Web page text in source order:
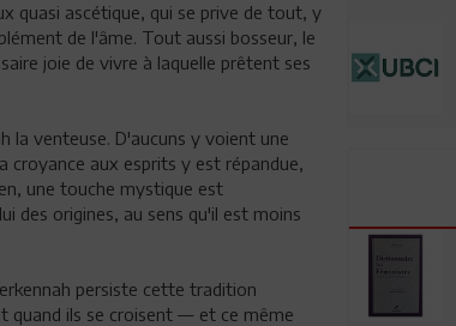
quasi ascétique, qui se prive de tout, y
de l'âme. Tout aussi bosseur, le
joie de vivre à laquelle prêtent ses
la venteuse. D'aucuns y voient une
aux esprits y est répandue,
une touche mystique est
des origines, au sens qu'il est moins
persiste cette tradition
quand ils se croisent — et ce même